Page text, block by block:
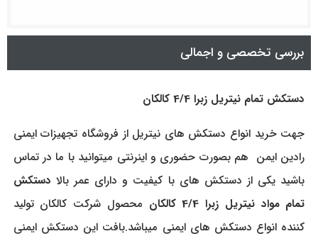
بررسی تخصصی و اجمالی
دستکش تمام نیتریل زبرا 4/4 کالکان
جهت خرید انواع دستکش های نیتریل از فروشگاه تجهیزات ایمنی
رادین ایمن هم بصورت حضوری و اینرنتی میتوانید با ما در تماس
باشید یکی از دستکش های با کیفیت و دارای عمر بالا دستکش
تمام مواد نیتریل زبرا 4/4 کالکان
محصول شرکت کالکان تولید
کننده انواع دستکش های ایمنی میباشد.بافت این دستکش ایمنی